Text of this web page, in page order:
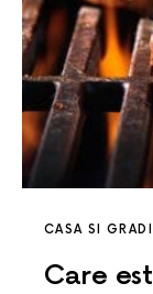
CASA SI
Care